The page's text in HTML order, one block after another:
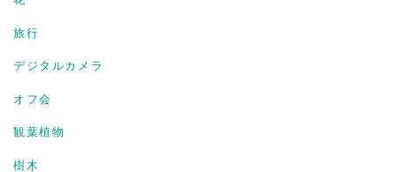
旅行
デジタルカメラ
オフ会
観葉植物
樹木